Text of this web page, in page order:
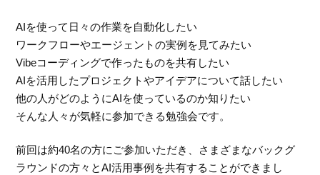
AIを使って日々の作業を自動化したい
ワークフローやエージェントの実例を見てみたい
Vibeコーディングで作ったものを共有したい
AIを活用したプロジェクトやアイデアについて話したい
他の人がどのようにAIを使っているのか知りたい
そんな人々が気軽に参加できる勉強会です。
前回は約40名の方にご参加いただき、さまざまなバックグ
ラウンドの方々とAI活用事例を共有することができまし